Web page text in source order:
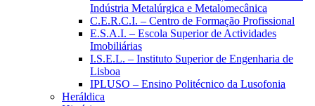
Indústria Metalúrgica e Metalomecânica
C.E.R.C.I. – Centro de Formação Profissional
E.S.A.I. – Escola Superior de Actividades
Imobiliárias
I.S.E.L. – Instituto Superior de Engenharia de
Lisboa
IPLUSO – Ensino Politécnico da Lusofonia
Heráldica